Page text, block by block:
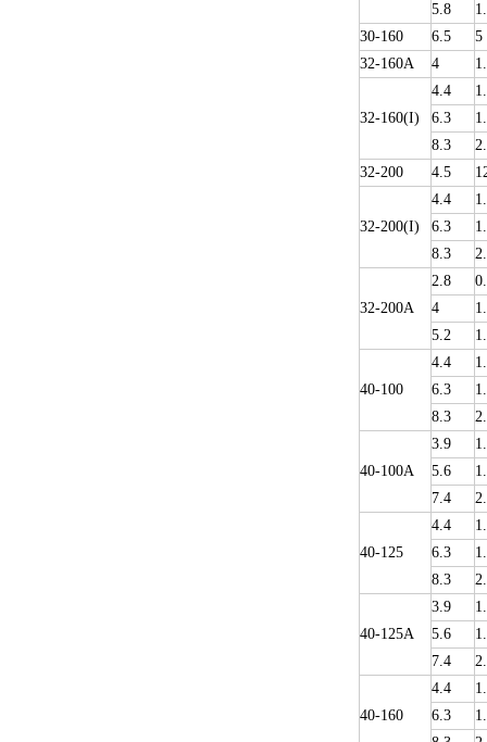
5.8
30-160
6.5
5
32-160A
4
32-160(I)
4.4
6.3
8.3
32-200
4.5
32-200(I)
4.4
6.3
8.3
32-200A
2.8
4
5.2
40-100
4.4
6.3
8.3
40-100A
3.9
5.6
7.4
40-125
4.4
6.3
8.3
40-125A
3.9
5.6
7.4
40-160
4.4
6.3